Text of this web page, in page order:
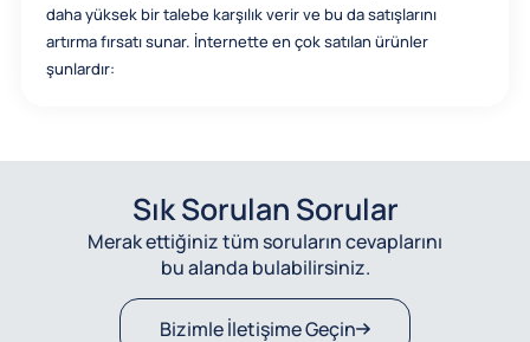
daha yüksek bir talebe karşılık verir ve bu da satışlarını
artırma fırsatı sunar. İnternette en çok satılan ürünler
şunlardır:
Sık Sorulan Sorular
Merak ettiğiniz tüm soruların cevaplarını
bu alanda bulabilirsiniz.
Bizimle İletişime Geçin